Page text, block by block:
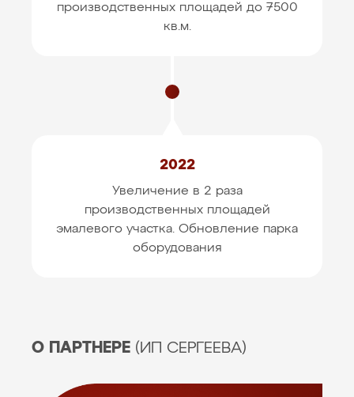
производственных площадей до 7500
кв.м.
2022
Увеличение в 2 раза
производственных площадей
эмалевого участка. Обновление парка
оборудования
О ПАРТНЕРЕ (ИП СЕРГЕЕВА)